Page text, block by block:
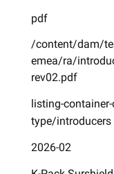
pdf
/content/dam/
emea/ra/
rev02.pdf
listing-
type/introducers
2026-02